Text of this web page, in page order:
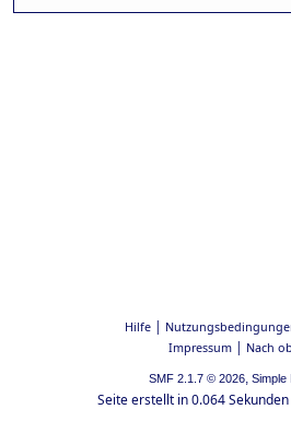
Hilfe|
Impressum| Nach
SMF 2.1.7 © 2026, Simple
Seite erstellt in 0.064